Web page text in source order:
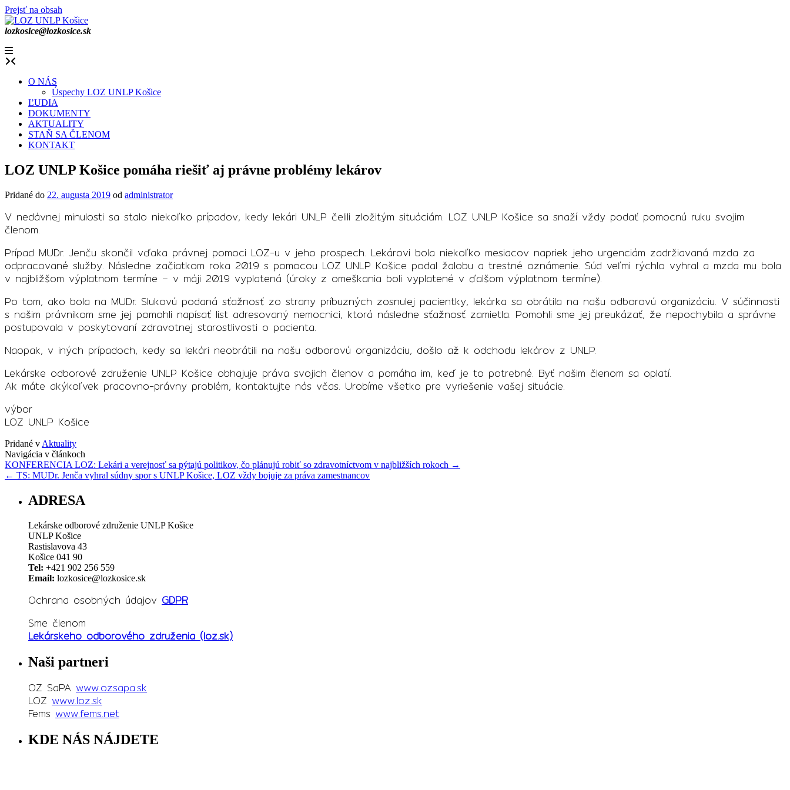
Prejsť na obsah
lozkosice@lozkosice.sk
O NÁS
Úspechy LOZ UNLP Košice
ĽUDIA
DOKUMENTY
AKTUALITY
STAŇ SA ČLENOM
KONTAKT
LOZ UNLP Košice pomáha riešiť aj právne problémy lekárov
Pridané do 22. augusta 2019 od administrator
V nedávnej minulosti sa stalo niekoľko prípadov, kedy lekári UNLP čelili zložitým situáciám. LOZ UNLP Košice sa snaží vždy podať pomocnú ruku svojim
členom.
Prípad MUDr. Jenču skončil vďaka právnej pomoci LOZ-u v jeho prospech. Lekárovi bola niekoľko mesiacov napriek jeho urgenciám zadržiavaná mzda za
odpracované služby. Následne začiatkom roka 2019 s pomocou LOZ UNLP Košice podal žalobu a trestné oznámenie. Súd veľmi rýchlo vyhral a mzda mu bola
v najbližšom výplatnom termíne – v máji 2019 vyplatená (úroky z omeškania boli vyplatené v ďalšom výplatnom termíne).
Po tom, ako bola na MUDr. Slukovú podaná sťažnosť zo strany príbuzných zosnulej pacientky, lekárka sa obrátila na našu odborovú organizáciu. V súčinnosti
s našim právnikom sme jej pomohli napísať list adresovaný nemocnici, ktorá následne sťažnosť zamietla. Pomohli sme jej preukázať, že nepochybila a správne
postupovala v poskytovaní zdravotnej starostlivosti o pacienta.
Naopak, v iných prípadoch, kedy sa lekári neobrátili na našu odborovú organizáciu, došlo až k odchodu lekárov z UNLP.
Lekárske odborové združenie UNLP Košice obhajuje práva svojich členov a pomáha im, keď je to potrebné. Byť našim členom sa oplatí.
Ak máte akýkoľvek pracovno-právny problém, kontaktujte nás včas. Urobíme všetko pre vyriešenie vašej situácie.
výbor
LOZ UNLP Košice
Pridané v Aktuality
Navigácia v článkoch
KONFERENCIA LOZ: Lekári a verejnosť sa pýtajú politikov, čo plánujú robiť so zdravotníctvom v najbližších rokoch →
← TS: MUDr. Jenča vyhral súdny spor s UNLP Košice, LOZ vždy bojuje za práva zamestnancov
ADRESA
Lekárske odborové združenie UNLP Košice
UNLP Košice
Rastislavova 43
Košice 041 90
Tel: +421 902 256 559
Email: lozkosice@lozkosice.sk
Ochrana osobných údajov GDPR
Sme členom
Lekárskeho odborového združenia (loz.sk)
Naši partneri
OZ SaPA www.ozsapa.sk
LOZ www.loz.sk
Fems www.fems.net
KDE NÁS NÁJDETE